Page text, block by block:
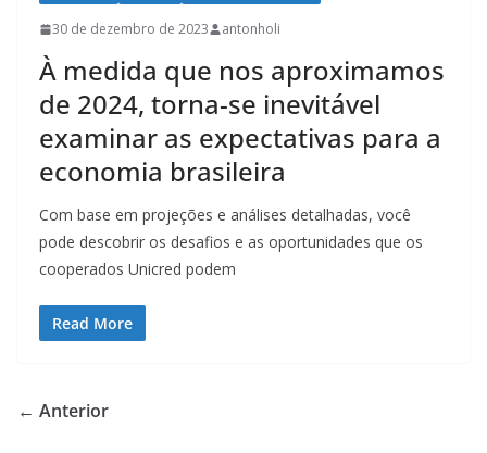
30 de dezembro de 2023 antonholi
À medida que nos aproximamos
de 2024, torna-se inevitável
examinar as expectativas para a
economia brasileira
Com base em projeções e análises detalhadas, você
pode descobrir os desafios e as oportunidades que os
cooperados Unicred podem
Read More
← Anterior